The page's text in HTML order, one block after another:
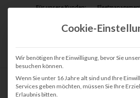
Für unsere Kunden:
Cookie-
Wir benötigen Ihre Einwilligung, bevor Sie
besuchen können.
Wenn Sie unter 16 Jahre alt sind und Ihre
Services geben möchten, müssen Sie Ihre
Erlaubnis bitten.